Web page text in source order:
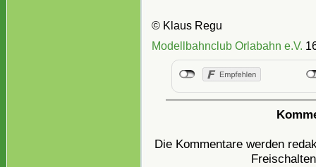
© Klaus Regu
Modellbahnclub Orlabahn e.V.
Die Kommentare werden